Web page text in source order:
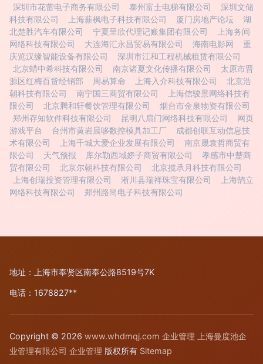
深圳市花蕾电子商务有限公司
泰州富士电梯有限公司
深圳文储
科技有限公司
上海薪枫电子科技有限公司 厦门房地产论坛
湖
北楚胜汽车有限公司
宁夏呈欣代理记账集团有限公司
上海务间
网络科技有限公司
大连海汇永昌贸易有限公司 海南电影网
重
庆览汉缘智能设备有限公司
深圳市江和工程机械租赁有限公司
北京蜡中希科技有限公司
南京诸夏文化传播有限公司
太原市晋
源区红梅百货经销部
周易算命 上海入介科技有限公司
北京浩
朝科技有限公司
南宁国三商贸有限公司
上海信骏景网络科技有
限公司
北京腾和轩餐饮管理有限公司
烟台市金泉物资有限公司
郑州存知软件科技有限公司
昆明八扇门网络科技有限公司
网页
游戏平台
台州市黄岩晨哆数控模具加工厂
成都创联互动信息技
术有限公司
上海千城大爱企业发展有限公司
南京晟袁哲商贸有
限公司
天气预报 库尔勒西域娇子商贸有限公司
孝感市中楚商
贸有限公司
北京尔朝科技有限公司
北京揽承月科技有限公司
上海创瑞投资管理有限公司
淅川县瑞祥珠宝有限公司
上海鹄立
网络科技有限公司
郑州路尚电子科技有限公司
地址：上海市奉贤区南奉公路8519号7K
电话：1678827**
Copyright © 2026 www.whdmqj.com 企业管理
上海曼度池企
业管理有限公司 企业管理 版权所有 Sitemap